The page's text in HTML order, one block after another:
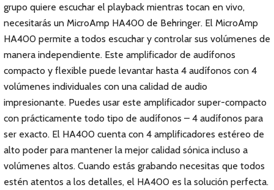
grupo quiere escuchar el playback mientras tocan en vivo,
necesitarás un MicroAmp HA400 de Behringer. El MicroAmp
HA400 permite a todos escuchar y controlar sus volúmenes de
manera independiente. Este amplificador de audífonos
compacto y flexible puede levantar hasta 4 audífonos con 4
volúmenes individuales con una calidad de audio
impresionante. Puedes usar este amplificador super-compacto
con prácticamente todo tipo de audífonos – 4 audífonos para
ser exacto. El HA400 cuenta con 4 amplificadores estéreo de
alto poder para mantener la mejor calidad sónica incluso a
volúmenes altos. Cuando estás grabando necesitas que todos
estén atentos a los detalles, el HA400 es la solución perfecta.